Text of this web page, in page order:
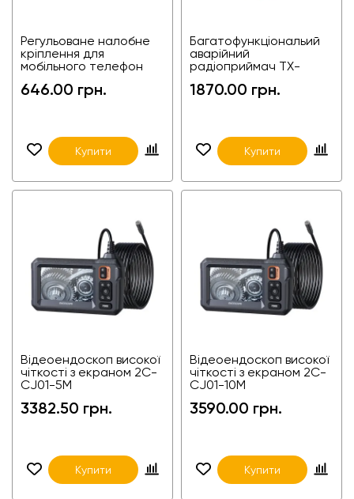
Регульоване налобне
кріплення для
мобільного телефон
646.00 грн.
Купити
Багатофункціональий
аварійний
радіоприймач TX-
1870.00 грн.
Купити
Відеоендоскоп високої
чіткості з екраном 2C-
CJ01-5M
3382.50 грн.
Купити
Відеоендоскоп високої
чіткості з екраном 2C-
CJ01-10M
3590.00 грн.
Купити